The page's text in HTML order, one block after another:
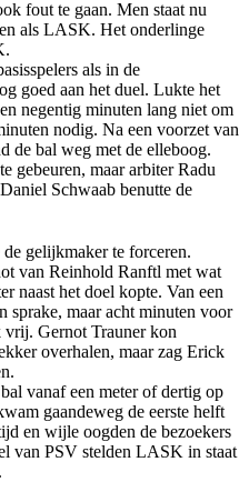
fout te gaan. Men staat nu
als LASK. Het onderlinge
als in de
goed aan het duel. Lukte het
negentig minuten lang niet om
nodig. Na een voorzet van
de bal weg met de elleboog.
gebeuren, maar arbiter Radu
Schwaab benutte de
gelijkmaker te forceren.
van Reinhold Ranftl met wat
naast het doel kopte. Van een
sprake, maar acht minuten voor
Gernot Trauner kon
overhalen, maar zag Erick
vanaf een meter of dertig op
gaandeweg de eerste helft
en wijle oogden de bezoekers
van PSV stelden LASK in staat